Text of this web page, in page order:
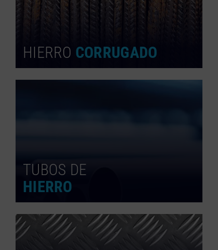
HIERRO CORRUGADO
TUBOS DE
HIERRO